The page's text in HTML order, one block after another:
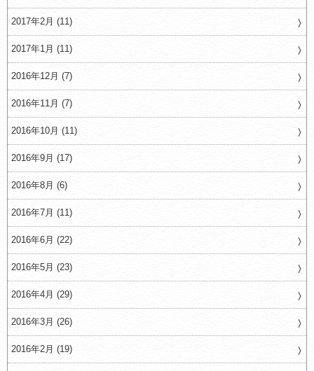
2017年2月 (11)
2017年1月 (11)
2016年12月 (7)
2016年11月 (7)
2016年10月 (11)
2016年9月 (17)
2016年8月 (6)
2016年7月 (11)
2016年6月 (22)
2016年5月 (23)
2016年4月 (29)
2016年3月 (26)
2016年2月 (19)